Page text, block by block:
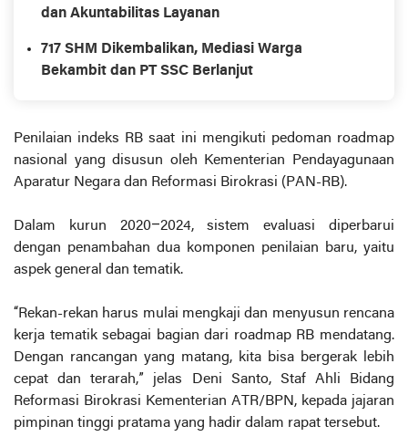
dan Akuntabilitas Layanan
717 SHM Dikembalikan, Mediasi Warga
Bekambit dan PT SSC Berlanjut
Penilaian indeks RB saat ini mengikuti pedoman roadmap
nasional yang disusun oleh Kementerian Pendayagunaan
Aparatur Negara dan Reformasi Birokrasi (PAN-RB).
Dalam kurun 2020–2024, sistem evaluasi diperbarui
dengan penambahan dua komponen penilaian baru, yaitu
aspek general dan tematik.
“Rekan-rekan harus mulai mengkaji dan menyusun rencana
kerja tematik sebagai bagian dari roadmap RB mendatang.
Dengan rancangan yang matang, kita bisa bergerak lebih
cepat dan terarah,” jelas Deni Santo, Staf Ahli Bidang
Reformasi Birokrasi Kementerian ATR/BPN, kepada jajaran
pimpinan tinggi pratama yang hadir dalam rapat tersebut.